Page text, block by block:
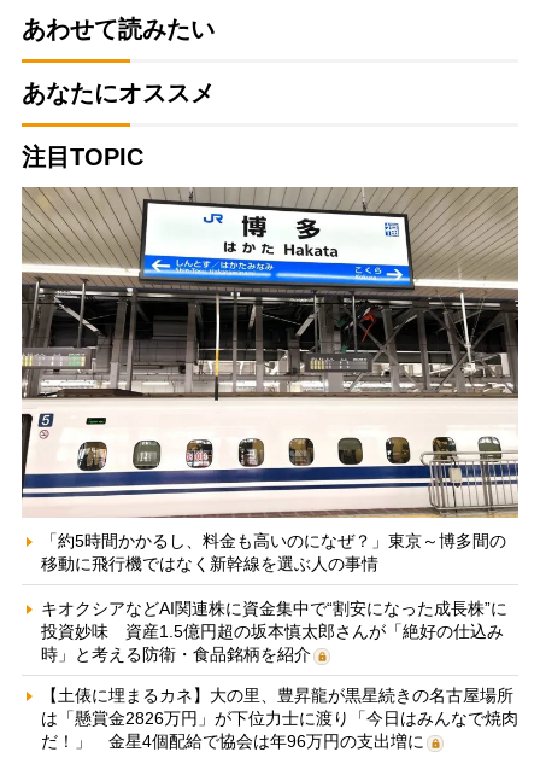
あわせて読みたい
あなたにオススメ
注目TOPIC
「約5時間かかるし、料金も高いのになぜ？」東京～博多間の
移動に飛行機ではなく新幹線を選ぶ人の事情
キオクシアなどAI関連株に資金集中で“割安になった成長株”に
投資妙味 資産1.5億円超の坂本慎太郎さんが「絶好の仕込み
時」と考える防衛・食品銘柄を紹介
【土俵に埋まるカネ】大の里、豊昇龍が黒星続きの名古屋場所
は「懸賞金2826万円」が下位力士に渡り「今日はみんなで焼肉
だ！」 金星4個配給で協会は年96万円の支出増に